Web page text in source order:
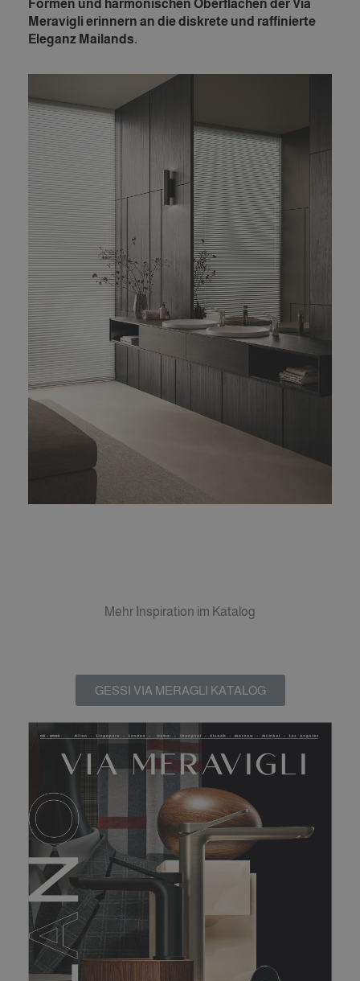
Formen und harmonischen Oberflächen der Via
Meravigli erinnern an die diskrete und raffinierte
Eleganz Mailands.
Mehr Inspiration im Katalog
GESSI VIA MERAGLI KATALOG